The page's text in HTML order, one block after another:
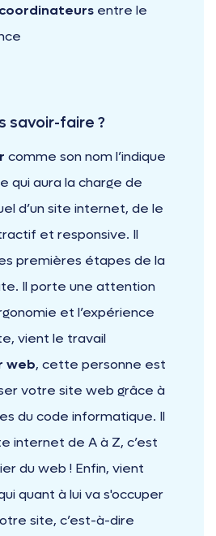
coordinateurs entre le
savoir-faire ?
comme son nom l’indique
qui aura la charge de
d’un site internet, de le
et responsive. Il
premières étapes de la
Il porte une attention
et l’expérience
vient le travail
web, cette personne est
votre site web grâce à
du code informatique. Il
internet de A à Z, c’est
du web ! Enfin, vient
quant à lui va s'occuper
site, c’est-à-dire